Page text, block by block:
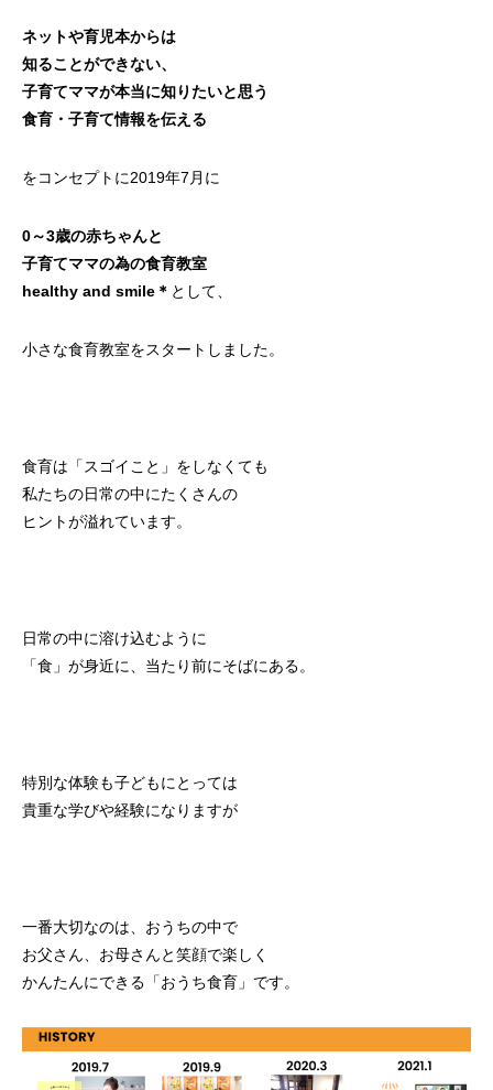
ネットや育児本からは
知ることができない、
子育てママが本当に知りたいと思う
食育・子育て情報を伝える
をコンセプトに2019年7月に
0～3歳の赤ちゃんと
子育てママの為の食育教室
healthy and smile＊ として、
小さな食育教室をスタートしました。
食育は「スゴイこと」をしなくても
私たちの日常の中にたくさんの
ヒントが溢れています。
日常の中に溶け込むように
「食」が身近に、当たり前にそばにある。
特別な体験も子どもにとっては
貴重な学びや経験になりますが
一番大切なのは、おうちの中で
お父さん、お母さんと笑顔で楽しく
かんたんにできる「おうち食育」です。